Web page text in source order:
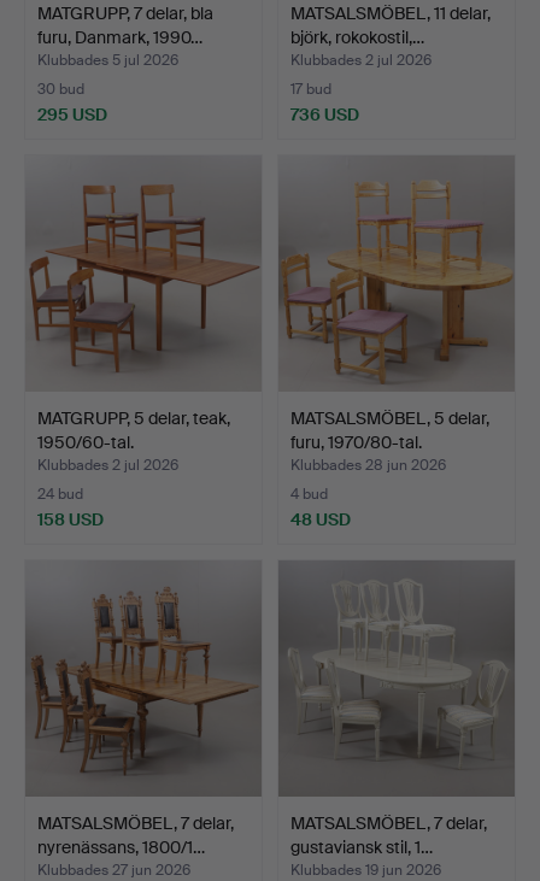
MATGRUPP, 7 delar, bla
furu, Danmark, 1990…
Klubbades 5 jul 2026
30 bud
295 USD
MATSALSMÖBEL, 11 delar,
björk, rokokostil,…
Klubbades 2 jul 2026
17 bud
736 USD
MATGRUPP, 5 delar, teak,
1950/60-tal.
Klubbades 2 jul 2026
24 bud
158 USD
MATSALSMÖBEL, 5 delar,
furu, 1970/80-tal.
Klubbades 28 jun 2026
4 bud
48 USD
MATSALSMÖBEL, 7 delar,
nyrenässans, 1800/1…
Klubbades 27 jun 2026
MATSALSMÖBEL, 7 delar,
gustaviansk stil, 1…
Klubbades 19 jun 2026